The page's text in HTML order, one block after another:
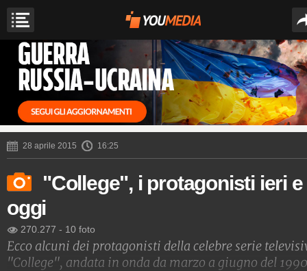
28 aprile 2015 16:25
"College", i protagonisti ieri e
oggi
270.277 - 10 foto
Ecco alcuni dei protagonisti della celebre serie
"College", andata in onda da marzo a giugno del